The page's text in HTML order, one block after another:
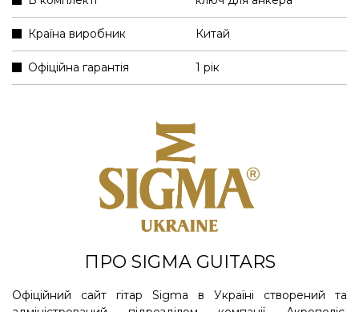
Країна виробник Китай
Офіційна гарантія 1 рік
ПРО SIGMA GUITARS
Офіційний сайт гітар Sigma в Україні створений та